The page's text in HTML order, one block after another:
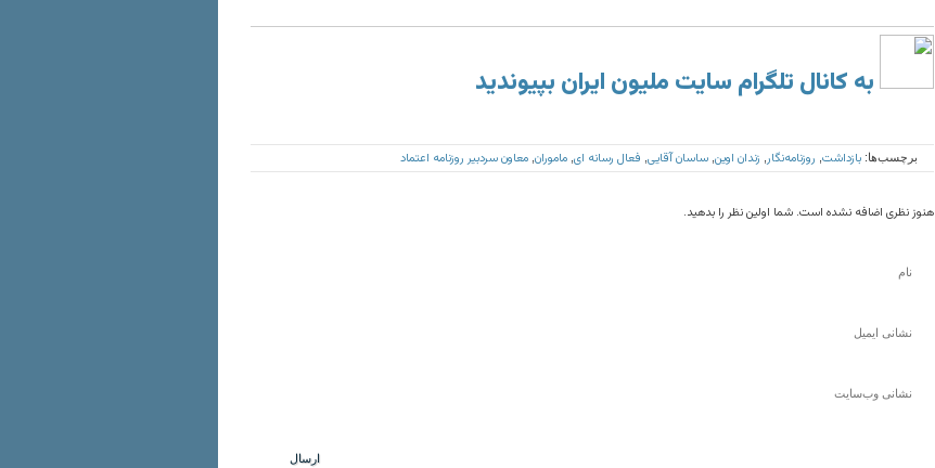
به کانال تلگرام سایت ملیون ایران بپیوندید
برچسب‌ها: بازداشت روزنامه‌نگار زندان اوین ساسان آقایی فعال رسانه ای ماموران معاون سردبیر روزنامه اعتماد
هنوز نظری اضافه نشده است. شما اولین نظر را بدهید.